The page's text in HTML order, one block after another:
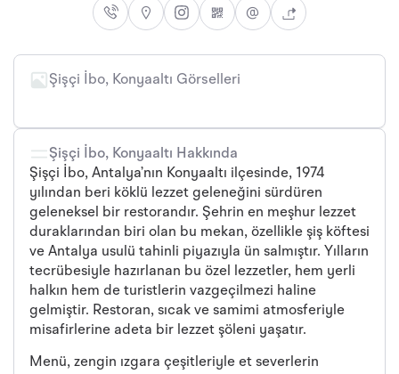
Şişçi İbo, Konyaaltı Görselleri
Şişçi İbo, Konyaaltı Hakkında
Şişçi İbo, Antalya’nın Konyaaltı ilçesinde, 1974
yılından beri köklü lezzet geleneğini sürdüren
geleneksel bir restorandır. Şehrin en meşhur lezzet
duraklarından biri olan bu mekan, özellikle şiş köftesi
ve Antalya usulü tahinli piyazıyla ün salmıştır. Yılların
tecrübesiyle hazırlanan bu özel lezzetler, hem yerli
halkın hem de turistlerin vazgeçilmezi haline
gelmiştir. Restoran, sıcak ve samimi atmosferiyle
misafirlerine adeta bir lezzet şöleni yaşatır.
Menü, zengin ızgara çeşitleriyle et severlerin